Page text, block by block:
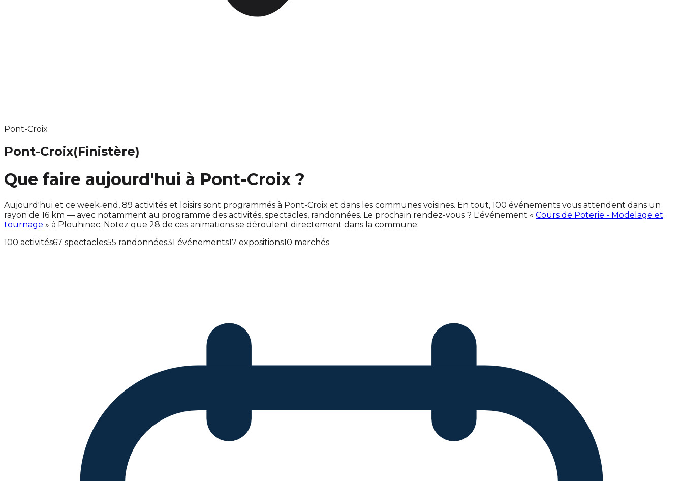
Pont-Croix
Pont-Croix(Finistère)
Que faire aujourd'hui à Pont-Croix ?
Aujourd'hui et ce week‑end, 89 activités et loisirs sont programmés à Pont-Croix et dans les communes voisines. En tout, 100 événements vous attendent dans un
rayon de 16 km — avec notamment au programme des activités, spectacles, randonnées. Le prochain rendez-vous ? L'événement « Cours de Poterie - Modelage et
tournage » à Plouhinec. Notez que 28 de ces animations se déroulent directement dans la commune.
100 activités67 spectacles55 randonnées31 événements17 expositions10 marchés